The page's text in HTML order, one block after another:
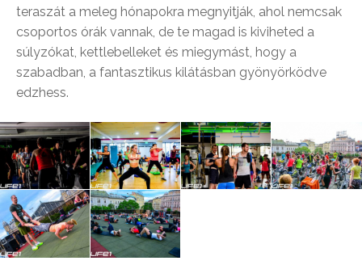
teraszát a meleg hónapokra megnyitják, ahol nemcsak
csoportos órák vannak, de te magad is kiviheted a
súlyzókat, kettlebelleket és miegymást, hogy a
szabadban, a fantasztikus kilátásban gyönyörködve
edzhess.